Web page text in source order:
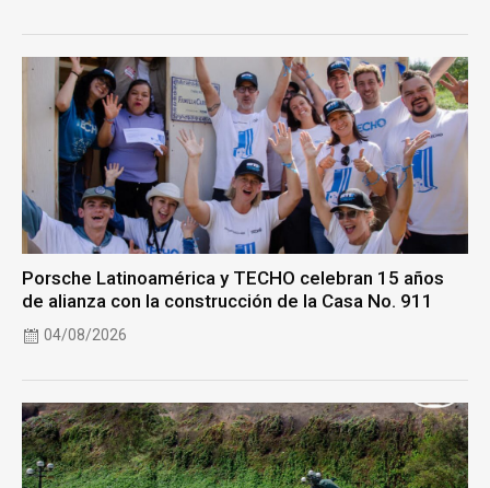
Porsche Latinoamérica y TECHO celebran 15 años
de alianza con la construcción de la Casa No. 911
04/08/2026